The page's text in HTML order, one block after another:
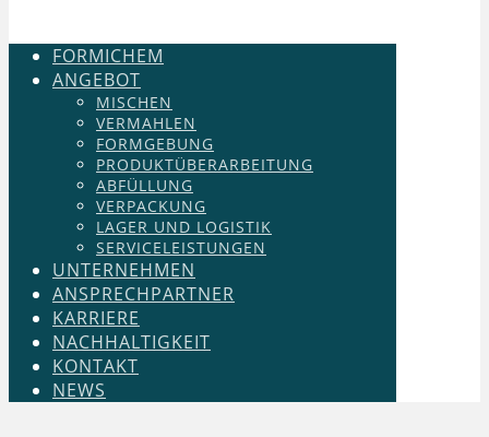
FORMICHEM
ANGEBOT
MISCHEN
VERMAHLEN
FORMGEBUNG
PRODUKTÜBERARBEITUNG
ABFÜLLUNG
VERPACKUNG
LAGER UND LOGISTIK
SERVICELEISTUNGEN
UNTERNEHMEN
ANSPRECHPARTNER
KARRIERE
NACHHALTIGKEIT
KONTAKT
NEWS